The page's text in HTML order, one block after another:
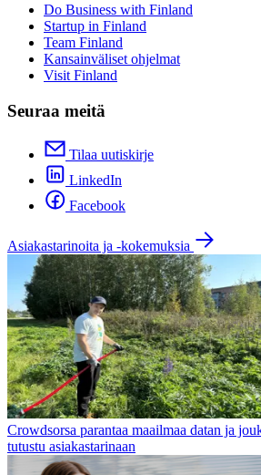
Do Business with Finland
Startup in Finland
Team Finland
Kansainväliset ohjelmat
Visit Finland
Seuraa meitä
Tilaa uutiskirje
LinkedIn
Facebook
Asiakastarinoita ja -kokemuksia
Crowdsorsa parantaa maailmaa datan ja
tutustu asiakastarinaan